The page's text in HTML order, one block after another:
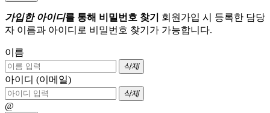
가입한 아이디를 통해 비밀번호 찾기
회원가입 시 등록한 담당
자 이름과 아이디로 비밀번호 찾기가 가능합니다.
이름
삭제
아이디 (이메일)
삭제
@